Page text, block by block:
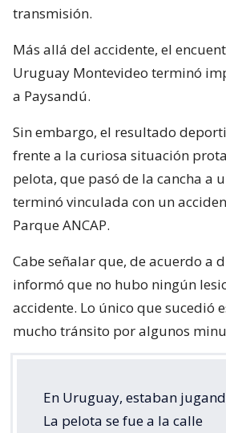
transmisión.
Más allá del accidente, el
Uruguay Montevideo terminó
a Paysandú.
Sin embargo, el resultado
frente a la curiosa situación
pelota, que pasó de la cancha a
terminó vinculada con un
Parque ANCAP.
Cabe señalar que, de acuerdo a
informó que no hubo ningún
accidente. Lo único que sucedió
mucho tránsito por algunos
En Uruguay, estaban
La pelota se fue a la calle